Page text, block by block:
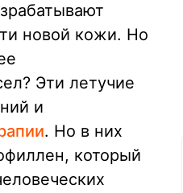
новой кожи. Но
Эти летучие
и
. Но в них
который